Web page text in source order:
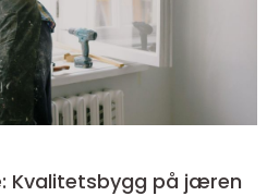
Kvalitetsbygg på jæren